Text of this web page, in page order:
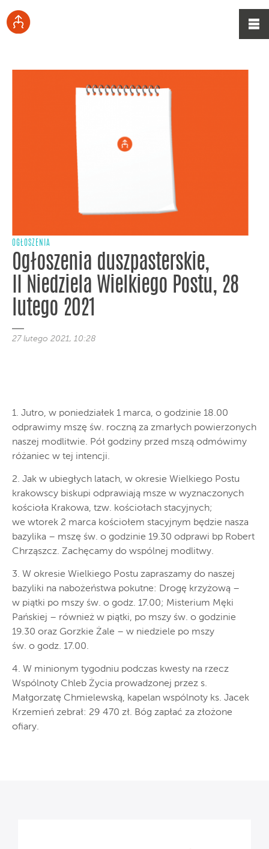
OGŁOSZENIA
Ogłoszenia duszpasterskie,
II Niedziela Wielkiego Postu, 28
lutego 2021
27 lutego 2021, 10:28
1. Jutro, w poniedziałek 1 marca, o godzinie 18.00
odprawimy mszę św. roczną za zmarłych powierzonych
naszej modlitwie. Pół godziny przed mszą odmówimy
różaniec w tej intencji.
2. Jak w ubiegłych latach, w okresie Wielkiego Postu
krakowscy biskupi odprawiają msze w wyznaczonych
kościoła Krakowa, tzw. kościołach stacyjnych;
we wtorek 2 marca kościołem stacyjnym będzie nasza
bazylika – mszę św. o godzinie 19.30 odprawi bp Robert
Chrząszcz. Zachęcamy do wspólnej modlitwy.
3. W okresie Wielkiego Postu zapraszamy do naszej
bazyliki na nabożeństwa pokutne: Drogę krzyżową –
w piątki po mszy św. o godz. 17.00; Misterium Męki
Pańskiej – również w piątki, po mszy św. o godzinie
19.30 oraz Gorzkie Żale – w niedziele po mszy
św. o godz. 17.00.
4. W minionym tygodniu podczas kwesty na rzecz
Wspólnoty Chleb Życia prowadzonej przez s.
Małgorzatę Chmielewską, kapelan wspólnoty ks. Jacek
Krzemień zebrał: 29 470 zł. Bóg zapłać za złożone
ofiary.